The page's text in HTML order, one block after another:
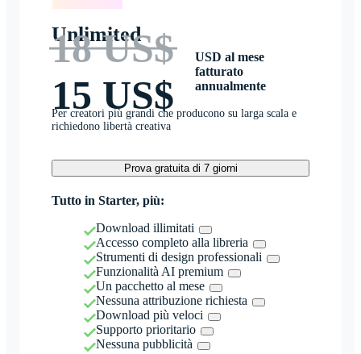
Unlimited
18 US$
15 US$
USD al mese
fatturato
annualmente
Per creatori più grandi che producono su larga scala e
richiedono libertà creativa
Prova gratuita di 7 giorni
Tutto in Starter, più:
Download illimitati
Accesso completo alla libreria
Strumenti di design professionali
Funzionalità AI premium
Un pacchetto al mese
Nessuna attribuzione richiesta
Download più veloci
Supporto prioritario
Nessuna pubblicità